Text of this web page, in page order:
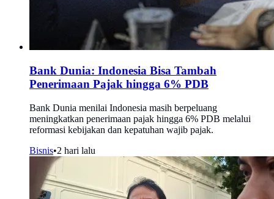
Bank Dunia: Indonesia Bisa Tambah
Penerimaan Pajak hingga 6% PDB
Bank Dunia menilai Indonesia masih berpeluang
meningkatkan penerimaan pajak hingga 6% PDB melalui
reformasi kebijakan dan kepatuhan wajib pajak.
Bisnis•2 hari lalu